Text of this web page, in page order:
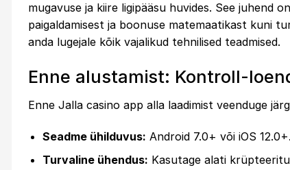
mugavuse ja kiire ligipääsu huvides. See juhend
paigaldamisest ja boonuse matemaatikast kuni
anda lugejale kõik vajalikud tehnilised teadmised.
Enne alustamist: Kontroll-
Enne Jalla casino app alla laadimist veenduge
Seadme ühilduvus: Android 7.0+ või iOS
Turvaline ühendus: Kasutage alati